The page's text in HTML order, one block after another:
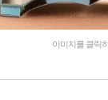
이미지를 클릭